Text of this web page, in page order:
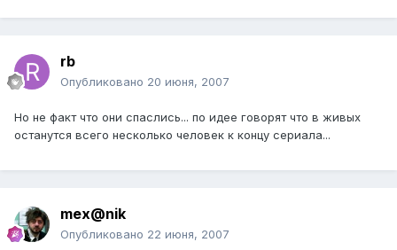
rb
Опубликовано 20 июня, 2007
Но не факт что они спаслись... по идее говорят что в живых
останутся всего несколько человек к концу сериала...
mex@nik
Опубликовано 22 июня, 2007